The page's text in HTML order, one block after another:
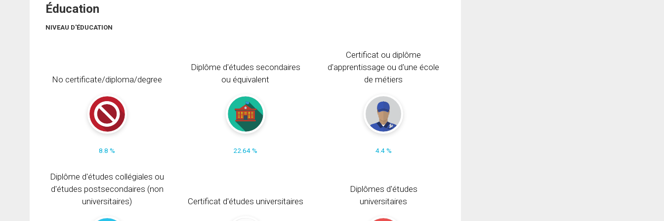
Éducation
NIVEAU D'ÉDUCATION
No certificate/diploma/degree
8.8 %
Diplôme d'études secondaires
ou équivalent
22.64 %
Certificat ou diplôme
d'apprentissage ou d'une école
de métiers
4.4 %
Diplôme d'études collégiales ou
d'études postsecondaires (non
universitaires)
Certificat d'études universitaires
Diplômes d'études
universitaires